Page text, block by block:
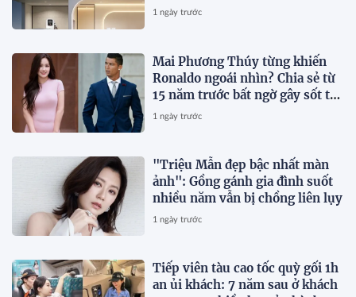
1 ngày trước
Mai Phương Thúy từng khiến
Ronaldo ngoái nhìn? Chia sẻ từ
15 năm trước bất ngờ gây sốt trở
lại
1 ngày trước
"Triệu Mẫn đẹp bậc nhất màn
ảnh": Gồng gánh gia đình suốt
nhiều năm vẫn bị chồng liên lụy
1 ngày trước
Tiếp viên tàu cao tốc quỳ gối 1h
an ủi khách: 7 năm sau ở khách